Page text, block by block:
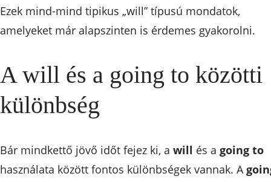
Ezek mind-mind tipikus „will” típusú mondatok,
amelyeket már alapszinten is érdemes gyakorolni.
A will és a going to közötti
különbség
Bár mindkettő jövő időt fejez ki, a will és a going to
használata között fontos különbségek vannak. A